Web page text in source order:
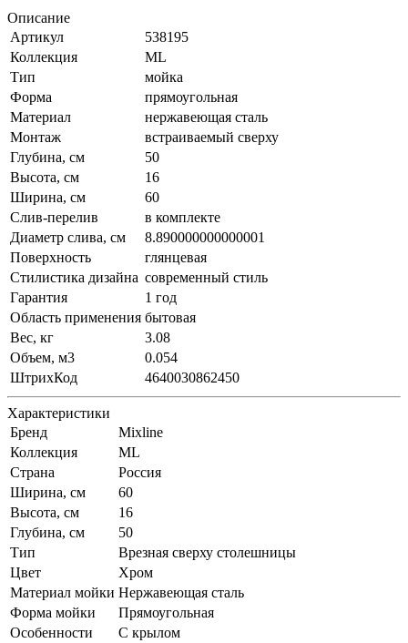
Описание
Артикул
538195
Коллекция
ML
Тип
мойка
Форма
прямоугольная
Материал
нержавеющая сталь
Монтаж
встраиваемый сверху
Глубина, см
50
Высота, см
16
Ширина, см
60
Слив-перелив
в комплекте
Диаметр слива, см
8.890000000000001
Поверхность
глянцевая
Стилистика дизайна современный стиль
Гарантия
1 год
Область применения бытовая
Вес, кг
3.08
Объем, м3
0.054
ШтрихКод
4640030862450
Характеристики
Бренд
Mixline
Коллекция
ML
Страна
Россия
Ширина, см
60
Высота, см
16
Глубина, см
50
Тип
Врезная сверху столешницы
Цвет
Хром
Материал мойки Нержавеющая сталь
Форма мойки
Прямоугольная
Особенности
С крылом